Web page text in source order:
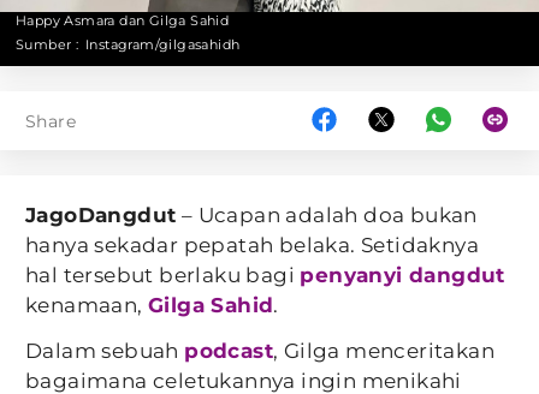
Happy Asmara dan Gilga Sahid
Sumber : Instagram/gilgasahidh
Share
JagoDangdut – Ucapan adalah doa bukan
hanya sekadar pepatah belaka. Setidaknya
hal tersebut berlaku bagi penyanyi dangdut
kenamaan,Gilga Sahid.
Dalam sebuah podcast, Gilga menceritakan
bagaimana celetukannya ingin menikahi